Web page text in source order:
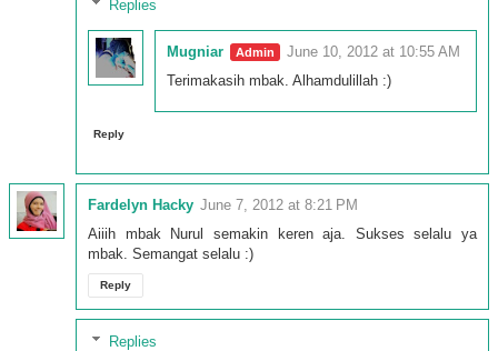
Replies
Mugniar
June 10, 2012 at 10:55 AM
Terimakasih mbak. Alhamdulillah :)
Reply
Fardelyn Hacky June 7, 2012 at 8:21 PM
Aiiih mbak Nurul semakin keren aja. Sukses selalu ya
mbak. Semangat selalu :)
Reply
Replies